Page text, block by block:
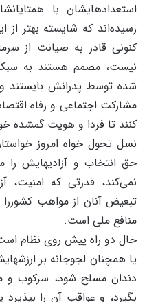
استعدادهایشان با
رسیده‌اند که شایسته بهتر از
کنونی قادر به صیانت از
نیست، مصمم هستند به سبک
شده توسط پدرانش بایستند و
مشارکت اجتماعی و رفاه
کنند تا فردا و هویت گمشده
نسل تحول خواه امروز
حق انتخاب و آزادیهایش را
نمی‌کند، قدرتی که امنیت،
تبعیض آنان از مواهب
منافع ملی است.
حال دو راه پیش روی نظام
یا همچنان لجوجانه بر
دندان مسلح شود، سرکوب و
بگیرد، و عواقب آن را